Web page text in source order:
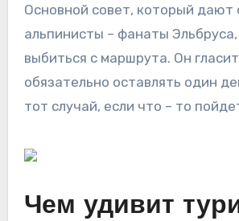
Основной совет, который дают
альпинисты – фанаты
выбиться с маршрута. Он
обязательно оставлять один
тот случай, если что – то
Чем удивит